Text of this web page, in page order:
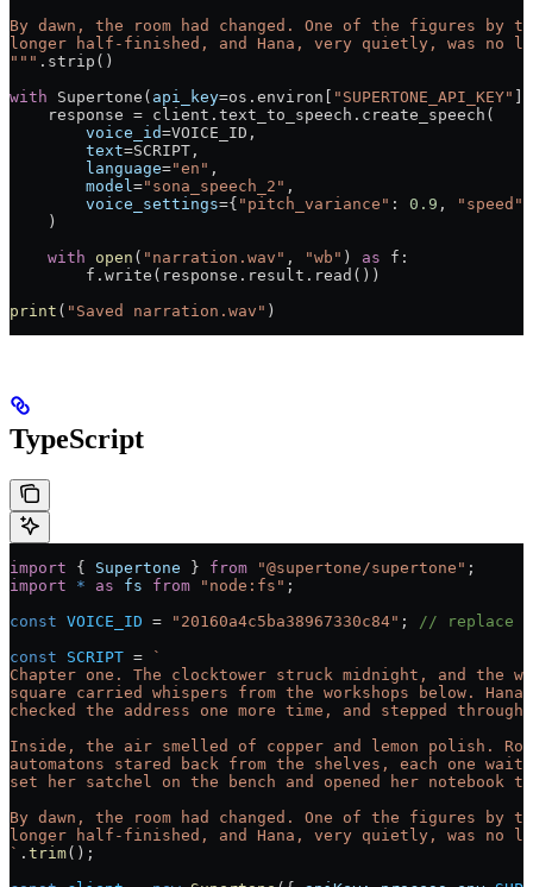
By dawn, the room had changed. One of the figures by
longer half-finished, and Hana, very quietly, was no
""" .strip()
with Supertone( api_key=os.environ[ "SUPERTONE_API_KEY"
    response = client.text_to_speech.create_speech(
        voice_id
=VOICE_ID,
        text
=SCRIPT,
        language
="en" ,
        model
="sona_speech_2" ,
        voice_settings
={ "pitch_variance" : 0.9 , "speed"
    )
    with
open ( "narration.wav" , "wb" ) as f:
        f.write(response.result.read())
print ( "Saved narration.wav" )
TypeScript
import { Supertone } from "@supertone/supertone" ;
import * as fs from "node:fs" ;
const VOICE_ID = "20160a4c5ba38967330c84" ;
// replace
const SCRIPT =
`
Chapter one. The clocktower struck midnight, and the
square carried whispers from the workshops below.
checked the address one more time, and stepped
Inside, the air smelled of copper and lemon polish.
automatons stared back from the shelves, each one
set her satchel on the bench and opened her notebook
By dawn, the room had changed. One of the figures by
longer half-finished, and Hana, very quietly, was no
` . trim();